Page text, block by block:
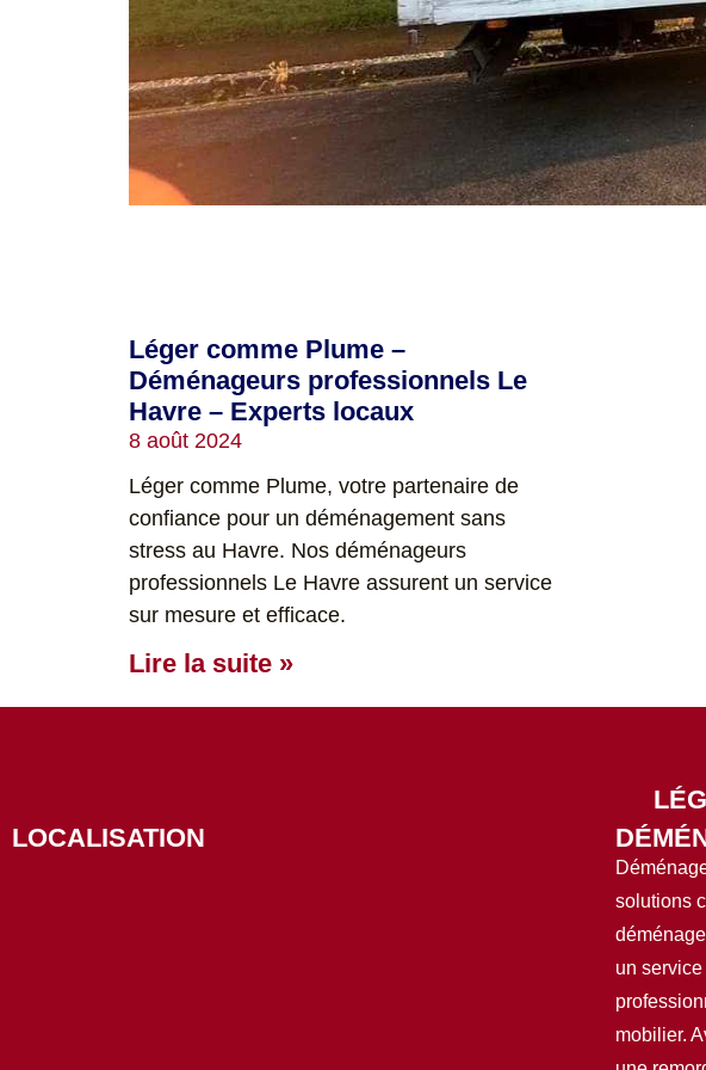
Léger comme Plume –
Déménageurs professionnels Le
Havre – Experts locaux
8 août 2024
Léger comme Plume, votre partenaire de
confiance pour un déménagement sans
stress au Havre. Nos déménageurs
professionnels Le Havre assurent un service
sur mesure et efficace.
Lire la suite »
LOCALISATION
solutions
un
mobilier.